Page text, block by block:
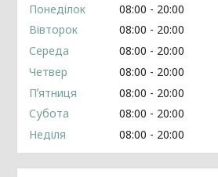
Понеділок 08:00
20:00
Вівторок
08:00
20:00
Середа
08:00
20:00
Четвер
08:00
20:00
Пʼятниця
08:00
20:00
Субота
08:00
20:00
Неділя
08:00 20:00